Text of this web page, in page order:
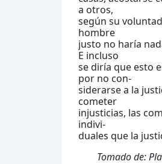
a otros,
según su
hombre
justo no haría
E incluso
se diría que esto
por no con-
siderarse a la
cometer
injusticias, las
indivi-
duales que la
Tomado de: